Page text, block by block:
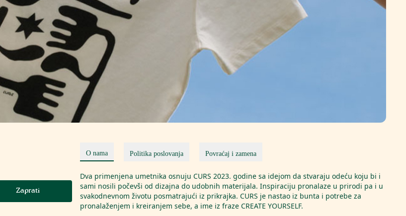
Zaprati
O nama Politika poslovanja Povraćaj i zamena
Dva primenjena umetnika osnuju CURS 2023. godine sa idejom da stvaraju odeću koju bi i
sami nosili počevši od dizajna do udobnih materijala. Inspiraciju pronalaze u prirodi pa i u
svakodnevnom životu posmatrajući iz prikrajka. CURS je nastao iz bunta i potrebe za
pronalaženjem i kreiranjem sebe, a ime iz fraze CREATE YOURSELF.